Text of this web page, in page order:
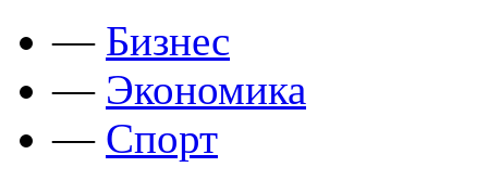
— Бизнес
— Экономика
— Спорт